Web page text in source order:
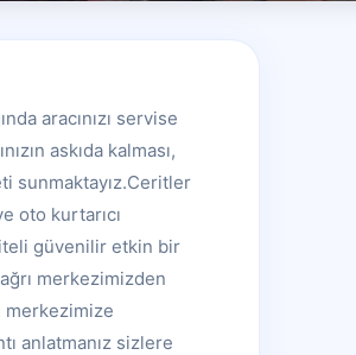
aracınızı servise
askıda kalması,
sunmaktayız.Ceritler
oto kurtarıcı
güvenilir etkin bir
merkezimizden
merkezimize
anlatmanız sizlere